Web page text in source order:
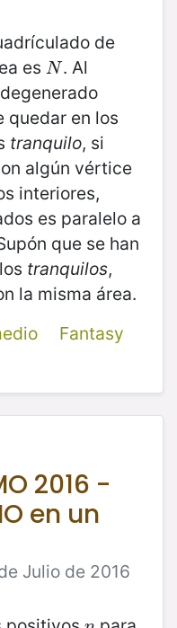
de
es N
N. Al
quedar en los
tranquilo, si
algún vértice
interiores,
es paralelo a
que se han
tranquilos,
la misma área.
Fantasy
2016 -
en un
Julio de 2016